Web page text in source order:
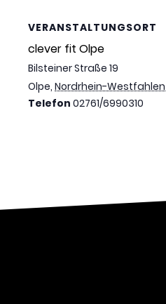
VERANSTALTUNGSORT
clever fit Olpe
Bilsteiner Straße 19
Olpe, Nordrhein-Westfahlen
Telefon 02761/6990310